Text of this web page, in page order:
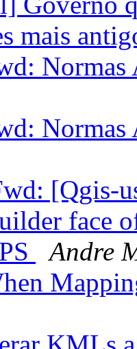
mais
[Qgis-
face
Andre